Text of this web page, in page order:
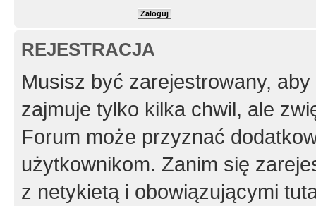
REJESTRACJA
Musisz być zarejestrowany,
zajmuje tylko kilka chwil, ale
Forum może przyznać
użytkownikom. Zanim się
z netykietą i obowiązującymi